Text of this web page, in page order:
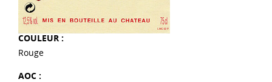
COULEUR :
Rouge
AOC :